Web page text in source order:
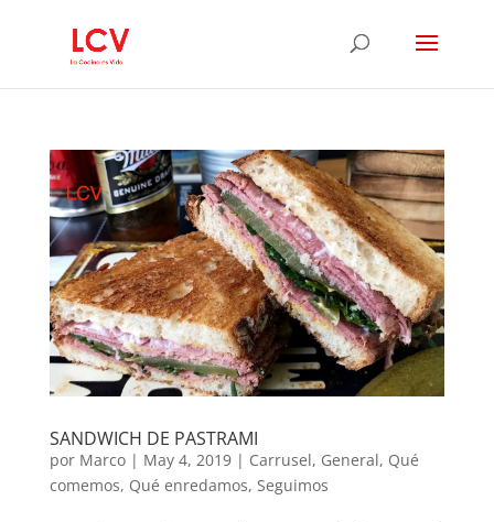
SANDWICH DE PASTRAMI
por Marco| May 4, 2019| Carrusel, General, Qué
comemos, Qué enredamos, Seguimos